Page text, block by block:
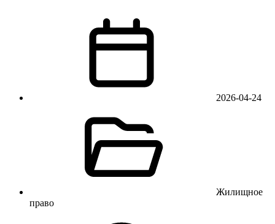
2026-04-24
Жилищное
право